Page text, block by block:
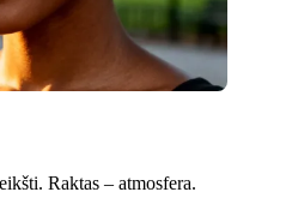
Raktas – atmosfera.